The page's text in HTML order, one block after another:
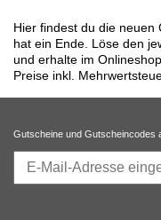
Hier findest du die neuen
hat ein Ende. Löse den
und erhalte im
Preise inkl.
Gutscheine und Gutscheincodes